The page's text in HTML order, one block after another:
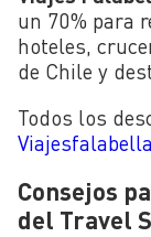
un 70% para
hoteles,
de Chile y
Todos los
Consejos
del Travel